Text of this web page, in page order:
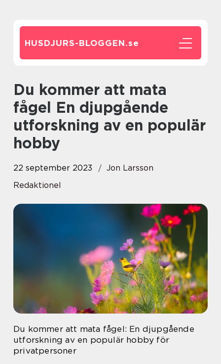
HUSDJURS-BLOGGEN.se
Du kommer att mata
fågel En djupgående
utforskning av en populär
hobby
22 september 2023
Jon Larsson
Redaktionel
Du kommer att mata fågel: En djupgående
utforskning av en populär hobby för
privatpersoner